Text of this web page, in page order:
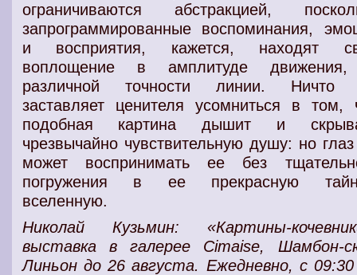
ограничиваются абстракцией,
запрограммированные воспоминания,
и восприятия, кажется, находят
воплощение в амплитуде
различной точности линии. Ничто
заставляет ценителя усомниться в том,
подобная картина дышит и
чрезвычайно чувствительную душу: но
может воспринимать ее без
погружения в ее прекрасную
вселенную.
Николай Кузьмин: «Картины-
выставка в галерее Cimaise, Шамбон-
Линьон до 26 августа. Ежедневно, с